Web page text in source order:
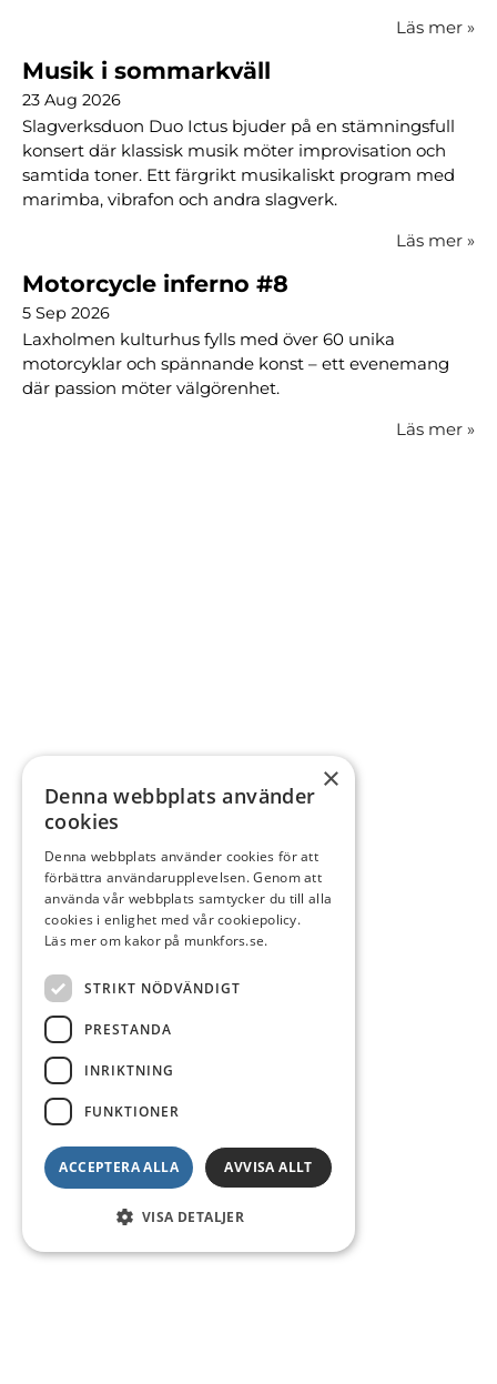
Läs mer »
Musik i sommarkväll
23 Aug 2026
Slagverksduon Duo Ictus bjuder på en stämningsfull
konsert där klassisk musik möter improvisation och
samtida toner. Ett färgrikt musikaliskt program med
marimba, vibrafon och andra slagverk.
Läs mer »
Motorcycle inferno #8
5 Sep 2026
Laxholmen kulturhus fylls med över 60 unika
motorcyklar och spännande konst – ett evenemang
där passion möter välgörenhet.
Läs mer »
×
Denna webbplats använder
cookies
Denna webbplats använder cookies för att
förbättra användarupplevelsen. Genom att
använda vår webbplats samtycker du till alla
cookies i enlighet med vår cookiepolicy.
Läs mer om kakor på munkfors.se.
STRIKT NÖDVÄNDIGT
PRESTANDA
INRIKTNING
FUNKTIONER
ACCEPTERA ALLA AVVISA ALLT
VISA DETALJER